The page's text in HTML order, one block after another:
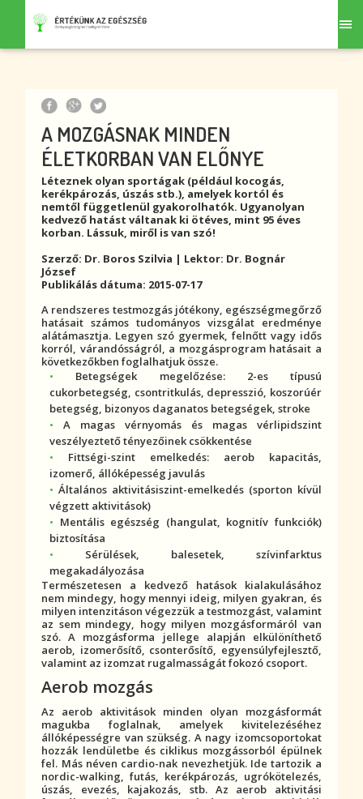
A MOZGÁSNAK MINDEN
ÉLETKORBAN VAN ELŐNYE
Léteznek olyan sportágak (például kocogás,
kerékpározás, úszás stb.), amelyek kortól és
nemtől függetlenül gyakorolhatók. Ugyanolyan
kedvező hatást váltanak ki ötéves, mint 95 éves
korban. Lássuk, miről is van szó!
Szerző: Dr. Boros Szilvia | Lektor: Dr. Bognár
József
Publikálás dátuma: 2015-07-17
A rendszeres testmozgás jótékony, egészségmegőrző
hatásait számos tudományos vizsgálat eredménye
alátámasztja. Legyen szó gyermek, felnőtt vagy idős
korról, várandósságról, a mozgásprogram hatásait a
következőkben foglalhatjuk össze.
Betegségek megelőzése: 2-es típusú
cukorbetegség, csontritkulás, depresszió, koszorúér
betegség, bizonyos daganatos betegségek, stroke
A magasvérnyomás és magas vérlipidszint
veszélyeztető tényezőinek csökkentése
Fittségi-szint emelkedés: aerob kapacitás,
izomerő, állóképesség javulás
Általános aktivitásiszint-emelkedés (sporton kívül
végzett aktivitások)
Mentális egészség (hangulat, kognitív funkciók)
biztosítása
Sérülések, balesetek, szívinfarktus
megakadályozása
Természetesen a kedvező hatások kialakulásához
nem mindegy, hogy mennyi ideig, milyen gyakran, és
milyen intenzitáson végezzük a testmozgást, valamint
az sem mindegy, hogy milyen mozgásformáról van
szó. A mozgásforma jellege alapján elkülöníthető
aerob, izomerősítő, csonterősítő, egyensúlyfejlesztő,
valamint az izomzat rugalmasságát fokozó csoport.
Aerob mozgás
Az aerob aktivitások minden olyan mozgásformát
magukba foglalnak, amelyek kivitelezéséhez
állóképességre van szükség. A nagy izomcsoportokat
hozzák lendületbe és ciklikus mozgássorból épülnek
fel. Más néven cardio-nak nevezhetjük. Ide tartozik a
nordic-walking, futás, kerékpározás, ugrókötelezés,
úszás, evezés, kajakozás, stb. Az aerob aktivitási